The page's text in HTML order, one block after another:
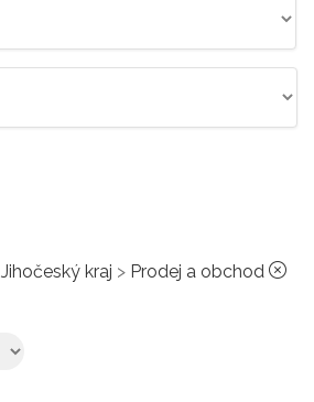
Jihočeský kraj > Prodej a obchod